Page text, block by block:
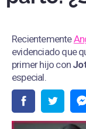
Recientemente
evidenciado que
primer hijo con
especial.